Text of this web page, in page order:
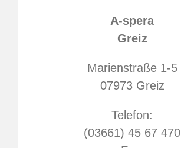
A-spera
Greiz
Marienstraße 1-5
07973 Greiz
Telefon:
(03661) 45 67 470